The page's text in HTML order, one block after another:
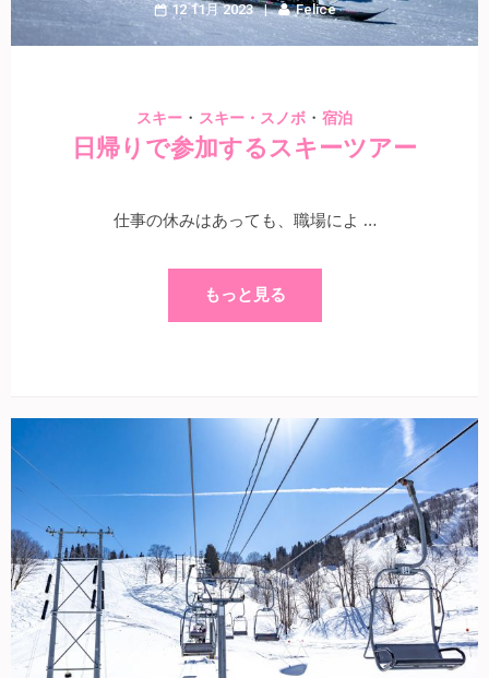
12 11月 2023 Felice
スキー ・ スキー・スノボ ・ 宿泊
日帰りで参加するスキーツアー
仕事の休みはあっても、職場によ …
もっと見る